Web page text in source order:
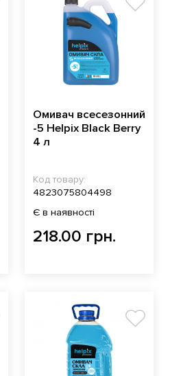
Омивач всесезонний
-5 Helpix Black Berry
4 л
Код товару:
4823075804498
Є в наявності
218.00 грн.